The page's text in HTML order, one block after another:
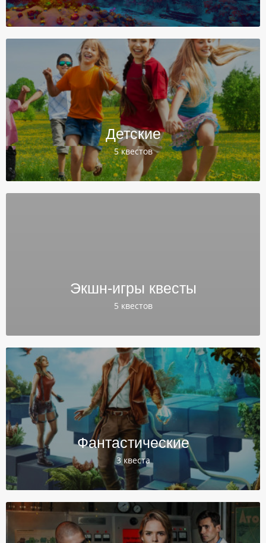
Детские
5 квестов
Экшн-игры квесты
5 квестов
Фантастические
3 квеста